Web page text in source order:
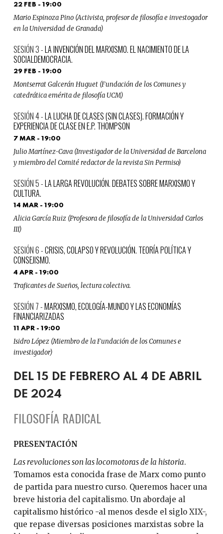
22 FEB - 19:00
Mario Espinoza Pino (Activista, profesor de filosofía e investogador
en la Universidad de Granada)
LA INVENCIÓN DEL MARXISMO. EL NACIMIENTO DE LA
SOCIALDEMOCRACIA.
29 FEB - 19:00
Montserrat Galcerán Huguet (Fundación de los Comunes y
catedrática emérita de filosofía UCM)
LA LUCHA DE CLASES (SIN CLASES). FORMACIÓN Y
EXPERIENCIA DE CLASE EN E.P. THOMPSON
7 MAR - 19:00
Julio Martínez-Cava (Investigador de la Universidad de Barcelona
y miembro del Comité redactor de la revista Sin Permiso)
LA LARGA REVOLUCIÓN. DEBATES SOBRE MARXISMO Y
CULTURA.
14 MAR - 19:00
Alicia García Ruiz (Profesora de filosofía de la Universidad Carlos
III)
CRISIS, COLAPSO Y REVOLUCIÓN. TEORÍA POLÍTICA Y
CONSEJISMO.
4 APR - 19:00
Traficantes de Sueños, lectura colectiva.
MARXISMO, ECOLOGÍA-MUNDO Y LAS ECONOMÍAS
FINANCIARIZADAS
11 APR - 19:00
Isidro López (Miembro de la Fundación de los Comunes e
investigador)
DEL 15 DE FEBRERO AL 4 DE ABRIL
DE 2024
FILOSOFÍA RADICAL
PRESENTACIÓN
Las revoluciones son las locomotoras de la historia.
Tomamos esta conocida frase de Marx como punto
de partida para nuestro curso. Queremos hacer una
breve historia del capitalismo. Un abordaje al
capitalismo histórico -al menos desde el siglo XIX-,
que repase diversas posiciones marxistas sobre la